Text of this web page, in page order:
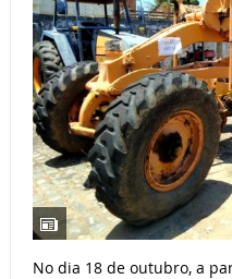
No dia 18 de outubro, a